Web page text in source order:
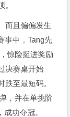
。
而且偏偏发生
事中，Tang先
惊险挺进奖励
决赛桌开始
跌至最短码。
，并在单挑阶
功夺冠。